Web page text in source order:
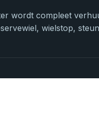
wordt compleet
wielstop,